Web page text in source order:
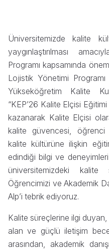
Üniversitemizde kalite
yaygınlaştırılması
Programı kapsamında
Lojistik Yönetimi
Yükseköğretim Kalite
“KEP’26 Kalite Elçisi
kazanarak Kalite Elçisi
kalite güvencesi, öğrenci
kalite kültürüne ilişkin
edindiği bilgi ve
üniversitemizdeki kalite
Öğrencimizi ve Akademik
Alp’i tebrik ediyoruz.
Kalite süreçlerine ilgi
alan ve güçlü iletişim
arasından, akademik